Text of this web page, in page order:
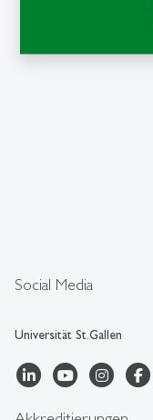
Social Media
Universität St.Gallen